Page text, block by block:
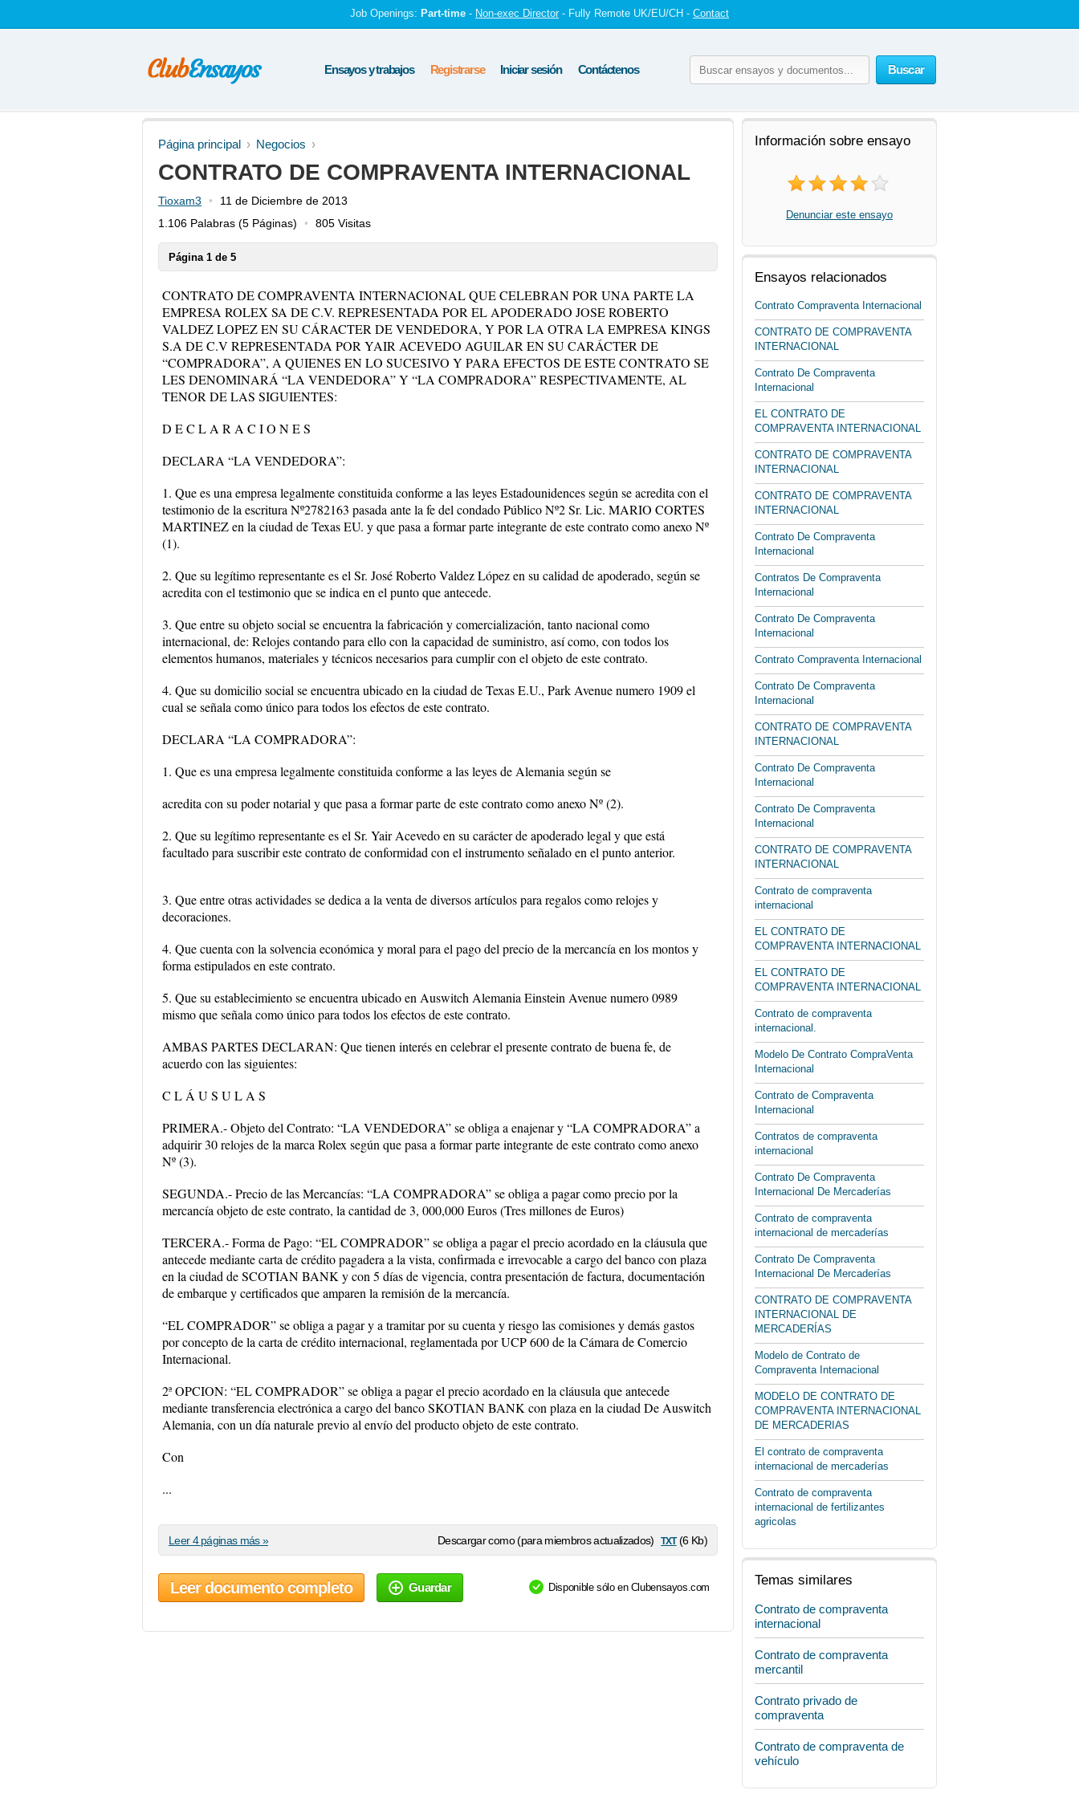
Job Openings: Part-time - Non-exec Director - Fully Remote UK/EU/CH - Contact
Buscar
Ensayos y trabajos Registrarse Iniciar sesión Contáctenos
Página principal Negocios
CONTRATO DE COMPRAVENTA INTERNACIONAL
Tioxam3
11 de Diciembre de 2013
1.106 Palabras (5 Páginas) 805 Visitas
Página 1 de 5
CONTRATO DE COMPRAVENTA INTERNACIONAL QUE CELEBRAN POR UNA PARTE LA
EMPRESA ROLEX SA DE C.V. REPRESENTADA POR EL APODERADO JOSE ROBERTO
VALDEZ LOPEZ EN SU CÁRACTER DE VENDEDORA, Y POR LA OTRA LA EMPRESA KINGS
S.A DE C.V REPRESENTADA POR YAIR ACEVEDO AGUILAR EN SU CARÁCTER DE
“COMPRADORA”, A QUIENES EN LO SUCESIVO Y PARA EFECTOS DE ESTE CONTRATO SE
LES DENOMINARÁ “LA VENDEDORA” Y “LA COMPRADORA” RESPECTIVAMENTE, AL
TENOR DE LAS SIGUIENTES:
D E C L A R A C I O N E S
DECLARA “LA VENDEDORA”:
1. Que es una empresa legalmente constituida conforme a las leyes Estadounidences según se acredita con el
testimonio de la escritura Nº2782163 pasada ante la fe del condado Público Nº2 Sr. Lic. MARIO CORTES
MARTINEZ en la ciudad de Texas EU. y que pasa a formar parte integrante de este contrato como anexo Nº
(1).
2. Que su legítimo representante es el Sr. José Roberto Valdez López en su calidad de apoderado, según se
acredita con el testimonio que se indica en el punto que antecede.
3. Que entre su objeto social se encuentra la fabricación y comercialización, tanto nacional como
internacional, de: Relojes contando para ello con la capacidad de suministro, así como, con todos los
elementos humanos, materiales y técnicos necesarios para cumplir con el objeto de este contrato.
4. Que su domicilio social se encuentra ubicado en la ciudad de Texas E.U., Park Avenue numero 1909 el
cual se señala como único para todos los efectos de este contrato.
DECLARA “LA COMPRADORA”:
1. Que es una empresa legalmente constituida conforme a las leyes de Alemania según se
acredita con su poder notarial y que pasa a formar parte de este contrato como anexo Nº (2).
2. Que su legítimo representante es el Sr. Yair Acevedo en su carácter de apoderado legal y que está
facultado para suscribir este contrato de conformidad con el instrumento señalado en el punto anterior.
3. Que entre otras actividades se dedica a la venta de diversos artículos para regalos como relojes y
decoraciones.
4. Que cuenta con la solvencia económica y moral para el pago del precio de la mercancía en los montos y
forma estipulados en este contrato.
5. Que su establecimiento se encuentra ubicado en Auswitch Alemania Einstein Avenue numero 0989
mismo que señala como único para todos los efectos de este contrato.
AMBAS PARTES DECLARAN: Que tienen interés en celebrar el presente contrato de buena fe, de
acuerdo con las siguientes:
C L Á U S U L A S
PRIMERA.- Objeto del Contrato: “LA VENDEDORA” se obliga a enajenar y “LA COMPRADORA” a
adquirir 30 relojes de la marca Rolex según que pasa a formar parte integrante de este contrato como anexo
Nº (3).
SEGUNDA.- Precio de las Mercancías: “LA COMPRADORA” se obliga a pagar como precio por la
mercancía objeto de este contrato, la cantidad de 3, 000,000 Euros (Tres millones de Euros)
TERCERA.- Forma de Pago: “EL COMPRADOR” se obliga a pagar el precio acordado en la cláusula que
antecede mediante carta de crédito pagadera a la vista, confirmada e irrevocable a cargo del banco con plaza
en la ciudad de SCOTIAN BANK y con 5 días de vigencia, contra presentación de factura, documentación
de embarque y certificados que amparen la remisión de la mercancía.
“EL COMPRADOR” se obliga a pagar y a tramitar por su cuenta y riesgo las comisiones y demás gastos
por concepto de la carta de crédito internacional, reglamentada por UCP 600 de la Cámara de Comercio
Internacional.
2ª OPCION: “EL COMPRADOR” se obliga a pagar el precio acordado en la cláusula que antecede
mediante transferencia electrónica a cargo del banco SKOTIAN BANK con plaza en la ciudad De Auswitch
Alemania, con un día naturale previo al envío del producto objeto de este contrato.
Con
...
Descargar como (para miembros actualizados) txt(6 Kb)
Leer 4 páginas más »
Leer documento completo Guardar Disponible sólo en Clubensayos.com
Información sobre ensayo
Denunciar este ensayo
Ensayos relacionados
Contrato Compraventa Internacional
CONTRATO DE COMPRAVENTA
INTERNACIONAL
Contrato De Compraventa
Internacional
EL CONTRATO DE
COMPRAVENTA INTERNACIONAL
CONTRATO DE COMPRAVENTA
INTERNACIONAL
CONTRATO DE COMPRAVENTA
INTERNACIONAL
Contrato De Compraventa
Internacional
Contratos De Compraventa
Internacional
Contrato De Compraventa
Internacional
Contrato Compraventa Internacional
Contrato De Compraventa
Internacional
CONTRATO DE COMPRAVENTA
INTERNACIONAL
Contrato De Compraventa
Internacional
Contrato De Compraventa
Internacional
CONTRATO DE COMPRAVENTA
INTERNACIONAL
Contrato de compraventa
internacional
EL CONTRATO DE
COMPRAVENTA INTERNACIONAL
EL CONTRATO DE
COMPRAVENTA INTERNACIONAL
Contrato de compraventa
internacional.
Modelo De Contrato CompraVenta
Internacional
Contrato de Compraventa
Internacional
Contratos de compraventa
internacional
Contrato De Compraventa
Internacional De Mercaderías
Contrato de compraventa
internacional de mercaderías
Contrato De Compraventa
Internacional De Mercaderías
CONTRATO DE COMPRAVENTA
INTERNACIONAL DE
MERCADERÍAS
Modelo de Contrato de
Compraventa Internacional
MODELO DE CONTRATO DE
COMPRAVENTA INTERNACIONAL
DE MERCADERIAS
El contrato de compraventa
internacional de mercaderías
Contrato de compraventa
internacional de fertilizantes
agricolas
Temas similares
Contrato de compraventa
internacional
Contrato de compraventa
mercantil
Contrato privado de
compraventa
Contrato de compraventa de
vehículo